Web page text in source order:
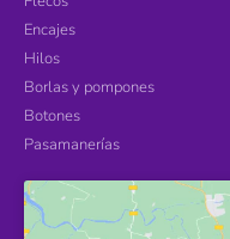
Encajes
Hilos
Borlas y pompones
Botones
Pasamanerías